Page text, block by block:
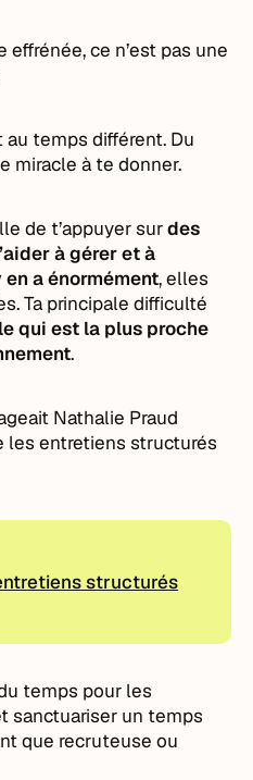
ce n’est pas une
temps différent. Du
miracle à te donner.
de t’appuyer surdes
à gérer et à
en a énormément, elles
Ta principale difficulté
qui est la plus proche
.
Nathalie Praud
les entretiens structurés
structurés
temps pour les
sanctuariser un temps
que recruteuse ou